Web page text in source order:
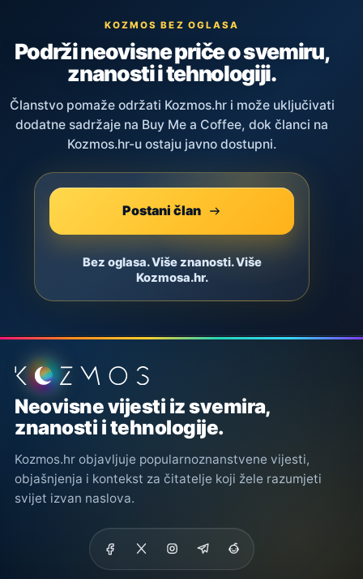
KOZMOS BEZ OGLASA
Podrži neovisne priče o svemiru,
znanosti i tehnologiji.
Članstvo pomaže održati Kozmos.hr i može uključivati
dodatne sadržaje na Buy Me a Coffee, dok članci na
Kozmos.hr-u ostaju javno dostupni.
Postani član
Bez oglasa. Više znanosti. Više
Kozmosa.hr.
Podnožje stranice
Neovisne vijesti iz svemira,
znanosti i tehnologije.
Kozmos.hr objavljuje popularnoznanstvene vijesti,
objašnjenja i kontekst za čitatelje koji žele razumjeti
svijet izvan naslova.